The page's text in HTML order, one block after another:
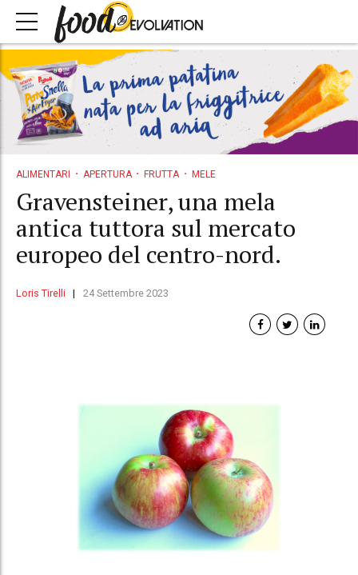
ALIMENTARI APERTURA FRUTTA MELE
Gravensteiner, una mela
antica tuttora sul mercato
europeo del centro-nord.
Loris Tirelli 24 Settembre 2023